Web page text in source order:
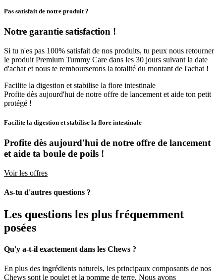
Pas satisfait de notre produit ?
Notre garantie satisfaction !
Si tu n'es pas 100% satisfait de nos produits, tu peux nous retourner
le produit Premium Tummy Care dans les 30 jours suivant la date
d'achat et nous te rembourserons la totalité du montant de l'achat !
Facilite la digestion et stabilise la flore intestinale
Profite dès aujourd'hui de notre offre de lancement et aide ton petit
protégé !
Facilite la digestion et stabilise la flore intestinale
Profite dès aujourd'hui de notre offre de lancement
et aide ta boule de poils !
Voir les offres
As-tu d'autres questions ?
Les questions les plus fréquemment
posées
Qu'y a-t-il exactement dans les Chews ?
En plus des ingrédients naturels, les principaux composants de nos
Chews sont le poulet et la pomme de terre. Nous avons